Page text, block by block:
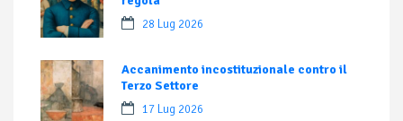
28 Lug 2026
Accanimento incostituzionale contro il
Terzo Settore
17 Lug 2026